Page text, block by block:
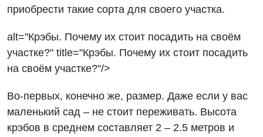
приобрести такие сорта для своего участка.
alt="Крэбы. Почему их стоит посадить на своём
участке?" title="Крэбы. Почему их стоит посадить
на своём участке?"/>
Во-первых, конечно же, размер. Даже если у вас
маленький сад – не стоит переживать. Высота
крэбов в среднем составляет 2 – 2.5 метров и